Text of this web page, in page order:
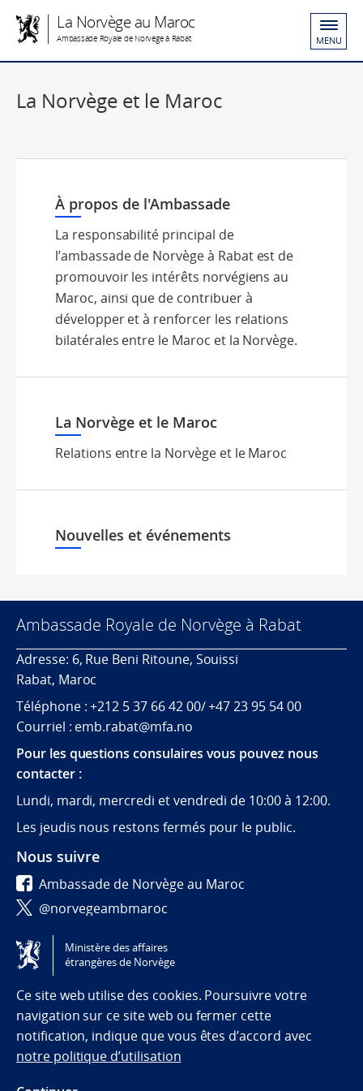
La Norvège au Maroc
Ambassade Royale de Norvège à Rabat MENU
La Norvège et le Maroc
À propos de l'Ambassade
La responsabilité principal de
l’ambassade de Norvège à Rabat est de
promouvoir les intérêts norvégiens au
Maroc, ainsi que de contribuer à
développer et à renforcer les relations
bilatérales entre le Maroc et la Norvège.
La Norvège et le Maroc
Relations entre la Norvège et le Maroc
Nouvelles et événements
Ambassade Royale de Norvège à Rabat
Adresse: 6, Rue Beni Ritoune, Souissi
Rabat, Maroc
Téléphone : +212 5 37 66 42 00/ +47 23 95 54 00
Courriel : emb.rabat@mfa.no
Pour les questions consulaires vous pouvez nous
contacter :
Lundi, mardi, mercredi et vendredi de 10:00 à 12:00.
Les jeudis nous restons fermés pour le public.
Nous suivre
Ambassade de Norvège au Maroc
@norvegeambmaroc
@norwayinmorocco
Tilgjengelighetserklæring / Accessibility statement
(NO)
Ministère des affaires
étrangères de Norvège
Ce site web utilise des cookies. Poursuivre votre
navigation sur ce site web ou fermer cette
notification, indique que vous êtes d’accord avec
notre politique d’utilisation